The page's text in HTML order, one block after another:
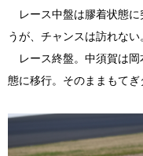
レース中盤は膠着状態に
うが、チャンスは訪れない
レース終盤。中須賀は岡
態に移行。そのままもてぎ